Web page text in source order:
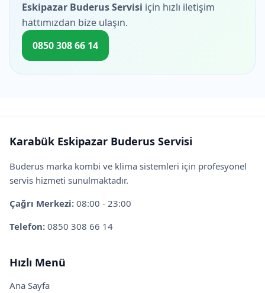
Eskipazar Buderus Servisi için hızlı iletişim
hattımızdan bize ulaşın.
0850 308 66 14
Karabük Eskipazar Buderus Servisi
Buderus marka kombi ve klima sistemleri için profesyonel
servis hizmeti sunulmaktadır.
Çağrı Merkezi: 08:00 - 23:00
Telefon: 0850 308 66 14
Hızlı Menü
Ana Sayfa